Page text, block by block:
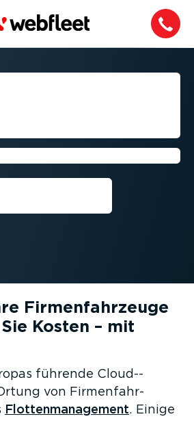
IM
es!
Firmen­fahr­zeuge
Kosten – mit
führende Cloud-­
von Firmen­fahr­
Flotten­ma­nagement. Einige